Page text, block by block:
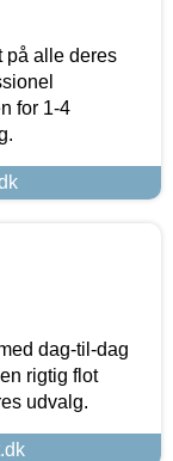
på alle deres
for 1-4
dag-til-dag
rigtig flot
udvalg.